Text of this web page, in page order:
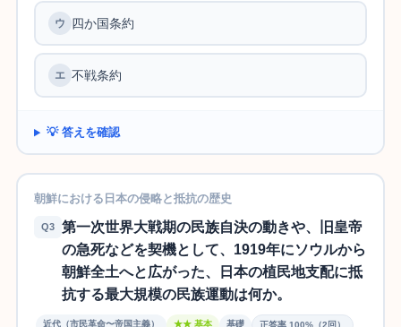
ウ 四か国条約
エ 不戦条約
💡 答えを確認
朝鮮における日本の侵略と抵抗の歴史
Q3
第一次世界大戦期の民族自決の動きや、旧皇帝
の急死などを契機として、1919年にソウルから
朝鮮全土へと広がった、日本の植民地支配に抵
抗する最大規模の民族運動は何か。
近代（市民革命〜帝国主義） ★★ 基本 基礎